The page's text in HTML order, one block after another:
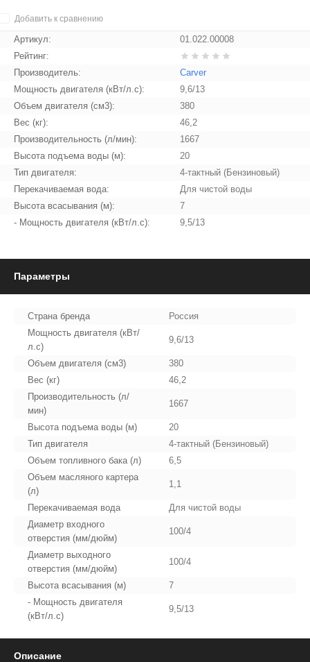
Добавить к сравнению
Артикул:
01.022.00008
Рейтинг:
Производитель:
Carver
Мощность двигателя (кВт/л.с):
9,6/13
Объем двигателя (см3):
380
Вес (кг):
46,2
Производительность (л/мин):
1667
Высота подъема воды (м):
20
Тип двигателя:
4-тактный (Бензиновый)
Перекачиваемая вода:
Для чистой воды
Высота всасывания (м):
7
- Мощность двигателя (кВт/л.с):
9,5/13
Параметры
Страна бренда
Россия
Мощность двигателя (кВт/
л.с)
9,6/13
Объем двигателя (см3)
380
Вес (кг)
46,2
Производительность (л/
мин)
1667
Высота подъема воды (м)
20
Тип двигателя
4-тактный (Бензиновый)
Объем топливного бака (л)
6,5
Объем масляного картера
(л)
1,1
Перекачиваемая вода
Для чистой воды
Диаметр входного
отверстия (мм/дюйм)
100/4
Диаметр выходного
отверстия (мм/дюйм)
100/4
Высота всасывания (м)
7
- Мощность двигателя
(кВт/л.с)
9,5/13
Описание